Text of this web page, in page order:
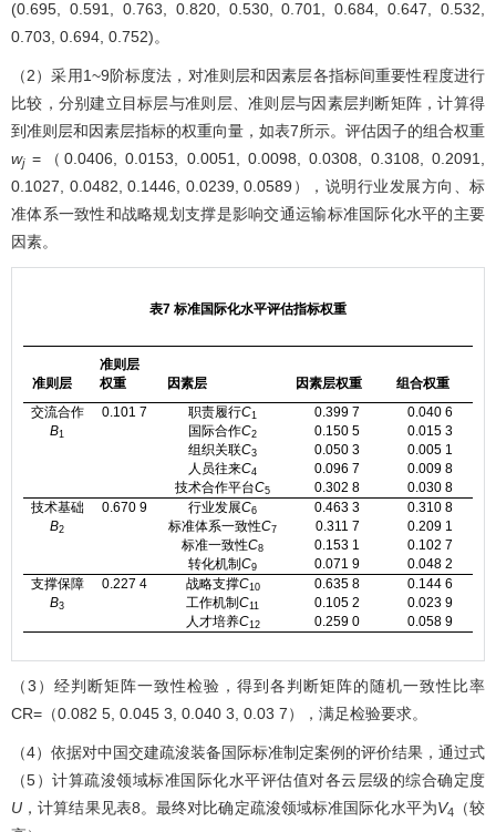
(0.695, 0.591, 0.763, 0.820, 0.530, 0.701, 0.684, 0.647, 0.532,
0.703, 0.694, 0.752)。
（2）采用1~9阶标度法，对准则层和因素层各指标间重要性程度进行
比较，分别建立目标层与准则层、准则层与因素层判断矩阵，计算得
到准则层和因素层指标的权重向量，如表7所示。评估因子的组合权重
wj=（0.0406, 0.0153, 0.0051, 0.0098, 0.0308, 0.3108, 0.2091,
0.1027, 0.0482, 0.1446, 0.0239, 0.0589），说明行业发展方向、标
准体系一致性和战略规划支撑是影响交通运输标准国际化水平的主要
因素。
表7 标准国际化水平评估指标权重
准则层
准则层
权重
因素层 因素层权重
组合权重
交流合作
B1
0.101 7 职责履行C1 0.399 7
0.040 6
国际合作C2 0.150 5
0.015 3
组织关联C3 0.050 3
0.005 1
人员往来C4 0.096 7
0.009 8
技术合作平台C5 0.302 8
0.030 8
技术基础
B2
0.670 9 行业发展C6 0.463 3
0.310 8
标准体系一致性C7 0.311 7
0.209 1
标准一致性C8 0.153 1
0.102 7
转化机制 C9 0.071 9
0.048 2
支撑保障
B3
0.227 4 战略支撑C10 0.635 8
0.144 6
工作机制 C11 0.105 2
0.023 9
人才培养C12 0.259 0 0.058 9
（3）经判断矩阵一致性检验，得到各判断矩阵的随机一致性比率
CR=（0.082 5, 0.045 3, 0.040 3, 0.03 7），满足检验要求。
（4）依据对中国交建疏浚装备国际标准制定案例的评价结果，通过式
（5）计算疏浚领域标准国际化水平评估值对各云层级的综合确定度
U ，计算结果见表8。最终对比确定疏浚领域标准国际化水平为V4
（较